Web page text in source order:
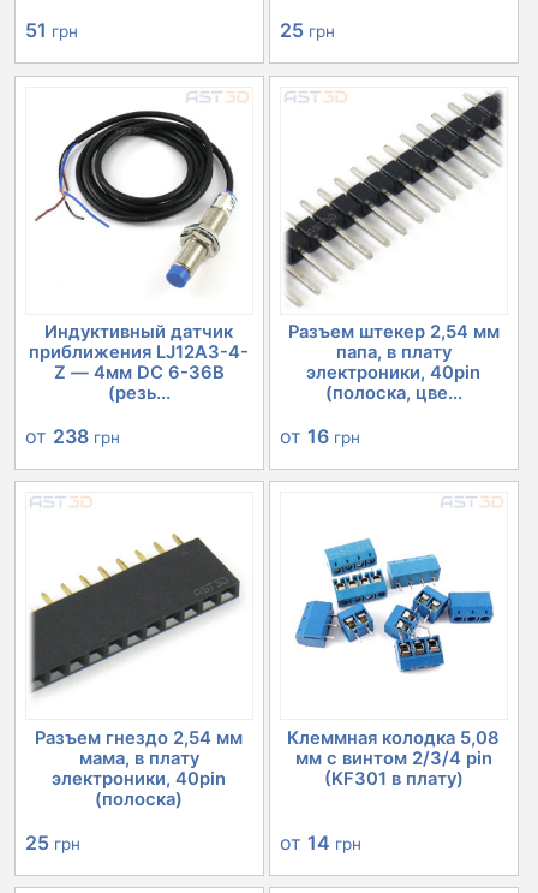
51 грн 25 грн
Индуктивный датчик
приближения LJ12A3-4-
Z — 4мм DC 6-36В
(резь...
от 238 грн
Разъем штекер 2,54 мм
папа, в плату
электроники, 40pin
(полоска, цве...
от 16 грн
Разъем гнездо 2,54 мм
мама, в плату
электроники, 40pin
(полоска)
25 грн
Клеммная колодка 5,08
мм с винтом 2/3/4 pin
(KF301 в плату)
от 14 грн